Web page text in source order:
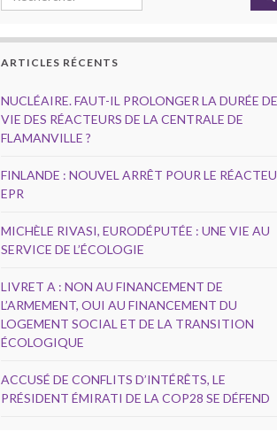
ARTICLES RÉCENTS
NUCLÉAIRE. FAUT-IL PROLONGER LA DURÉE DE
VIE DES RÉACTEURS DE LA CENTRALE DE
FLAMANVILLE ?
FINLANDE : NOUVEL ARRÊT POUR LE
EPR
MICHÈLE RIVASI, EURODÉPUTÉE : UNE VIE AU
SERVICE DE L’ÉCOLOGIE
LIVRET A : NON AU FINANCEMENT DE
L’ARMEMENT, OUI AU FINANCEMENT DU
LOGEMENT SOCIAL ET DE LA TRANSITION
ÉCOLOGIQUE
ACCUSÉ DE CONFLITS D’INTÉRÊTS, LE
PRÉSIDENT ÉMIRATI DE LA COP28 SE DÉFEND